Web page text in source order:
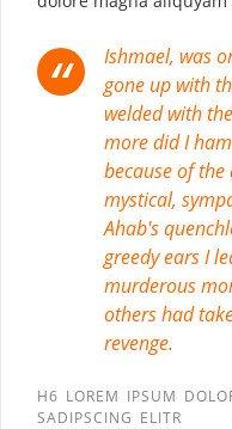
Ishmael, was
gone up with
welded with
more did I
because of
mystical,
Ahab's
greedy ears I
murderous
others had
revenge.
H6 LOREM IPSUM
SADIPSCING ELITR